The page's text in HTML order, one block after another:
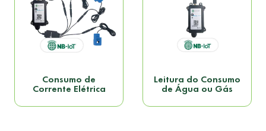
Consumo de
Corrente Elétrica
Leitura do Consumo
de Água ou Gás